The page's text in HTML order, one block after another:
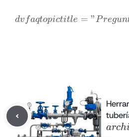
dv faqtopictitle = "Pregun
arc